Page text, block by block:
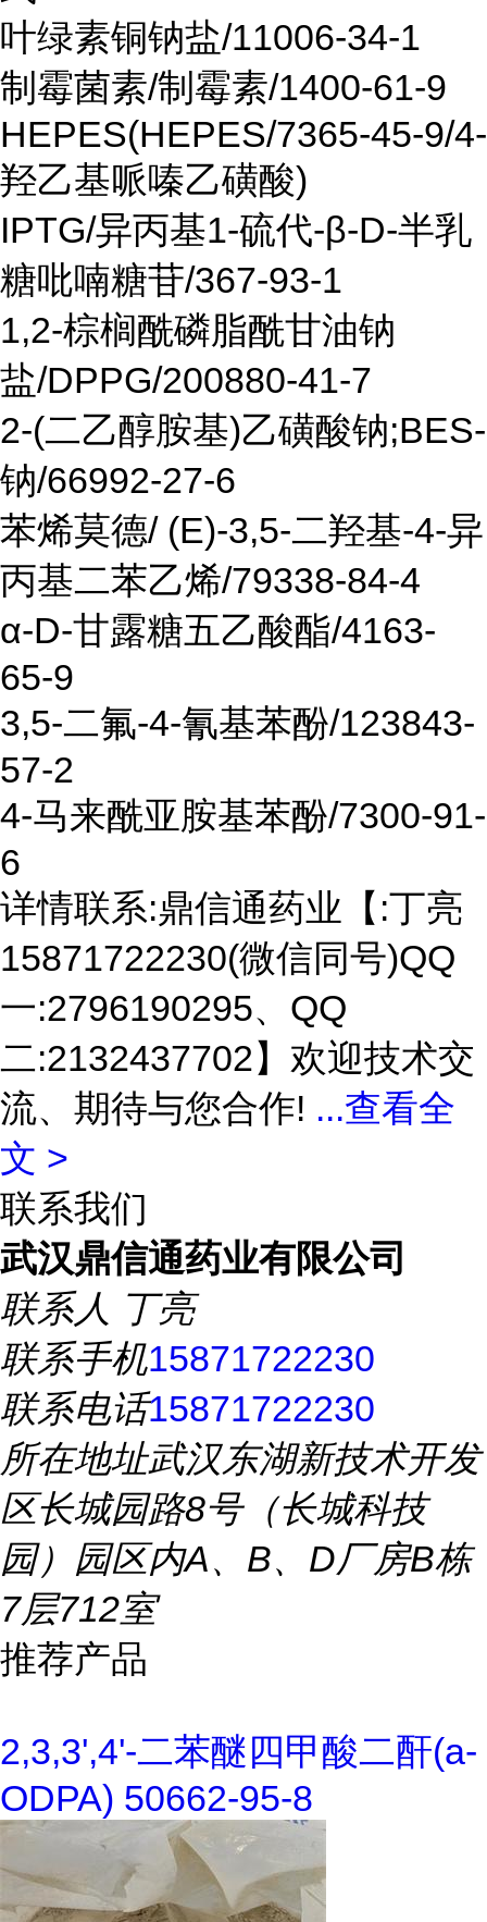
叶绿素铜钠盐/11006-34-1
制霉菌素/制霉素/1400-61-9
HEPES(HEPES/7365-45-9/4-
羟乙基哌嗪乙磺酸)
IPTG/异丙基1-硫代-β-D-半乳
糖吡喃糖苷/367-93-1
1,2-棕榈酰磷脂酰甘油钠
盐/DPPG/200880-41-7
2-(二乙醇胺基)乙磺酸钠;BES-
钠/66992-27-6
苯烯莫德/ (E)-3,5-二羟基-4-异
丙基二苯乙烯/79338-84-4
α-D-甘露糖五乙酸酯/4163-
65-9
3,5-二氟-4-氰基苯酚/123843-
57-2
4-马来酰亚胺基苯酚/7300-91-
6
详情联系:鼎信通药业【:丁亮
15871722230(微信同号)QQ
一:2796190295、QQ
二:2132437702】欢迎技术交
流、期待与您合作! ...查看全
文 >
联系我们
武汉鼎信通药业有限公司
联系人 丁亮
联系手机15871722230
联系电话15871722230
所在地址武汉东湖新技术开发
区长城园路8号（长城科技
园）园区内A、B、D厂房B栋
7层712室
推荐产品
2,3,3',4'-二苯醚四甲酸二酐(a-
ODPA) 50662-95-8